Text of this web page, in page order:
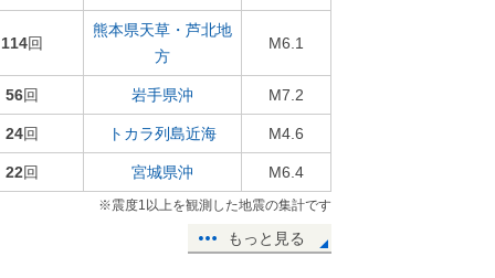
114回
熊本県天草・芦北地
方
M6.1
56回 岩手県沖 M7.2
24回 トカラ列島近海 M4.6
22回 宮城県沖 M6.4
※震度1以上を観測した地震の集計です
もっと見る